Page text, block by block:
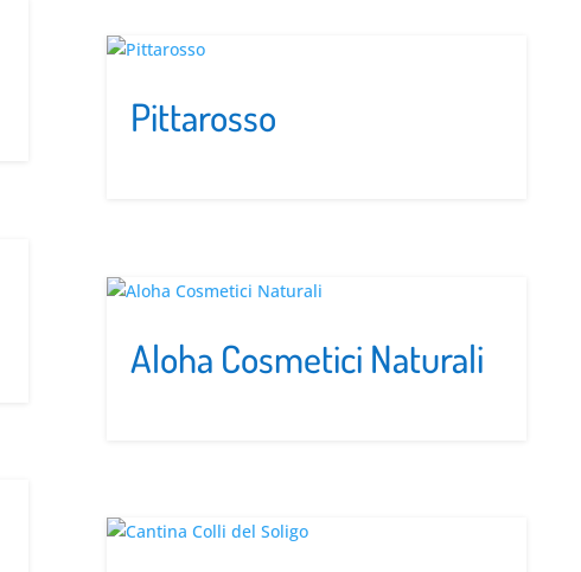
Pittarosso
Aloha Cosmetici Naturali